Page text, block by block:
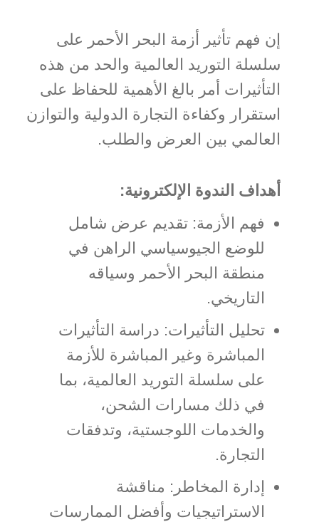
إن فهم تأثير أزمة البحر الأحمر على
سلسلة التوريد العالمية والحد من هذه
التأثيرات أمر بالغ الأهمية للحفاظ على
استقرار وكفاءة التجارة الدولية والتوازن
العالمي بين العرض والطلب.
أهداف الندوة الإلكترونية:
فهم الأزمة: تقديم عرض شامل
للوضع الجيوسياسي الراهن في
منطقة البحر الأحمر وسياقه
التاريخي.
تحليل التأثيرات: دراسة التأثيرات
المباشرة وغير المباشرة للأزمة
على سلسلة التوريد العالمية، بما
في ذلك مسارات الشحن،
والخدمات اللوجستية، وتدفقات
التجارة.
إدارة المخاطر: مناقشة
الاستراتيجيات وأفضل الممارسات